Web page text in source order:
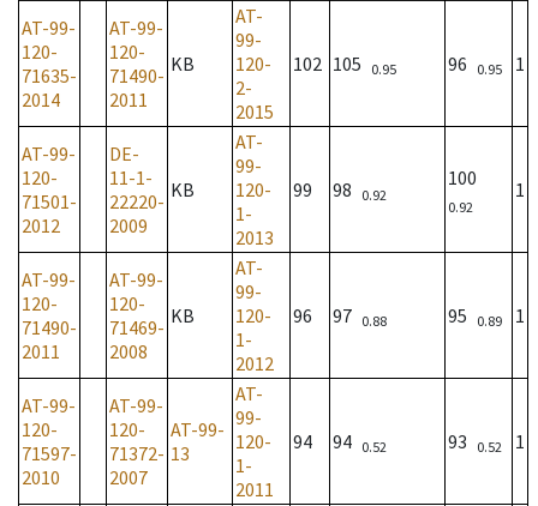
AT-99-
120-
71635-
2014
AT-99-
120-
71490-
2011
KB
AT-
99-
120-
2-
2015
102 105 0.95 96 0.95 1
AT-99-
120-
71501-
2012
DE-
11-1-
22220-
2009
KB
AT-
99-
120-
1-
2013
99 98 0.92
100
0.92
1
AT-99-
120-
71490-
2011
AT-99-
120-
71469-
2008
KB
AT-
99-
120-
1-
2012
96 97 0.88 95 0.89 1
AT-99-
120-
71597-
2010
AT-99-
120-
71372-
2007
AT-99-
13
AT-
99-
120-
1-
2011
94 94 0.52 93 0.52 1